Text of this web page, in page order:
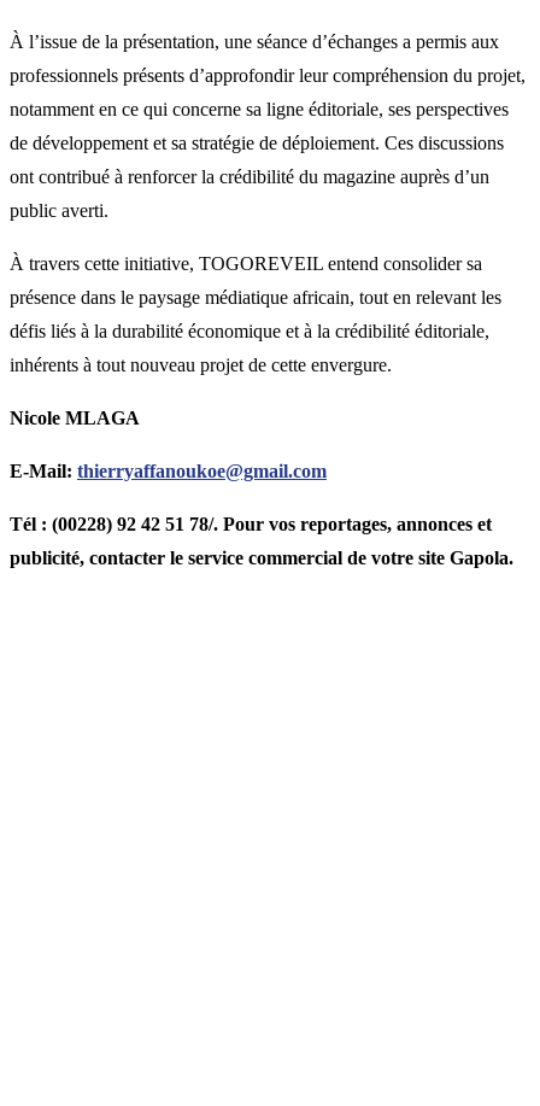
À l’issue de la présentation, une séance d’échanges a permis aux
professionnels présents d’approfondir leur compréhension du projet,
notamment en ce qui concerne sa ligne éditoriale, ses perspectives
de développement et sa stratégie de déploiement. Ces discussions
ont contribué à renforcer la crédibilité du magazine auprès d’un
public averti.
À travers cette initiative, TOGOREVEIL entend consolider sa
présence dans le paysage médiatique africain, tout en relevant les
défis liés à la durabilité économique et à la crédibilité éditoriale,
inhérents à tout nouveau projet de cette envergure.
Nicole MLAGA
E-Mail: thierryaffanoukoe@gmail.com
Tél : (00228) 92 42 51 78/. Pour vos reportages, annonces et
publicité, contacter le service commercial de votre site Gapola.